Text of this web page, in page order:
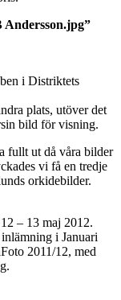
Andersson.jpg”
i Distriktets
plats, utöver det
bild för visning.
fullt ut då våra bilder
vi få en tredje
orkidebilder.
– 13 maj 2012.
i Januari
2011/12, med